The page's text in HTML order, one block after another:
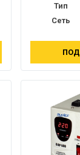
Тип
Сеть